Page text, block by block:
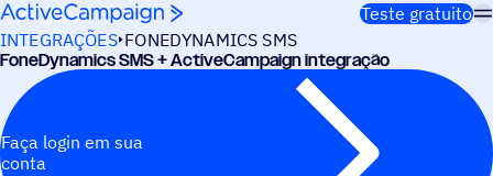
Pular para o conteúdo
Teste gratuito
INTEGRAÇÕES FONEDYNAMICS SMS
FoneDynamics SMS + ActiveCampaign integração
Faça login em sua
conta